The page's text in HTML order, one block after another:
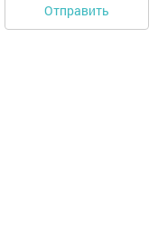
Отправить